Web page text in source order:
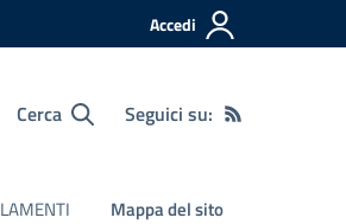
Accedi
Cerca Seguici su:
Mappa del sito